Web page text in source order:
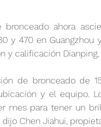
ahora
y 470 en Guangzhou
y calificación Dianping,
de bronceado de
y el equipo.
mes para tener un
Chen Jiahui,